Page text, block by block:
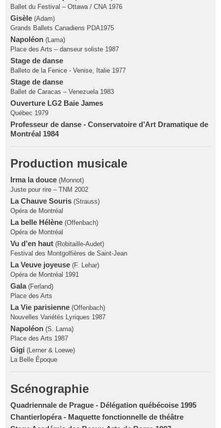
Ballet du Festival – Ottawa / CNA 1976
Gisèle(Adam)
Grands Ballets Canadiens PDA1975
Napoléon (Lama)
Place des Arts – danseur soliste 1987
Stage de danse
Balleto de la Fenice - Venise, Italie 1977
Stage de danse
Ballet de Caracas – Venezuela 1983
Ouverture LG2 Baie James
Québec 1979
Professeur de danse - Conservatoire d’Art Dramatique de
Montréal 1984
Production musicale
Irma la douce (Monnot)
Juste pour rire – TNM 2002
La Chauve Souris (Strauss)
Opéra de Montréal
La belle Hélène(Offenbach)
Opéra de Montréal
Vu d’en haut (Robitaille-Audet)
Festival des Montgolfières de Saint-Jean
La Veuve joyeuse(F. Lehar)
Opéra de Montréal 1991
Gala(Ferland)
Place des Arts
La Vie parisienne (Offenbach)
Nouvelles Variétés Lyriques 1987
Napoléon (S. Lama)
Place des Arts 1987
Gigi (Lerner & Loewe)
La Belle Époque
Scénographie
Quadriennale de Prague - Délégation québécoise 1995
Chantierlopéra - Maquette fonctionnelle de théâtre